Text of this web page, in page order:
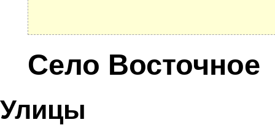
Село Восточное
Улицы